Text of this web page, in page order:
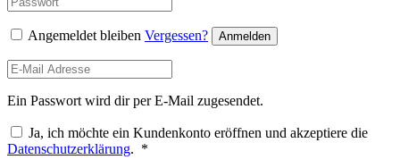
Angemeldet bleiben Vergessen? Anmelden
Ein Passwort wird dir per E-Mail zugesendet.
Ja, ich möchte ein Kundenkonto eröffnen und akzeptiere die
Datenschutzerklärung. *